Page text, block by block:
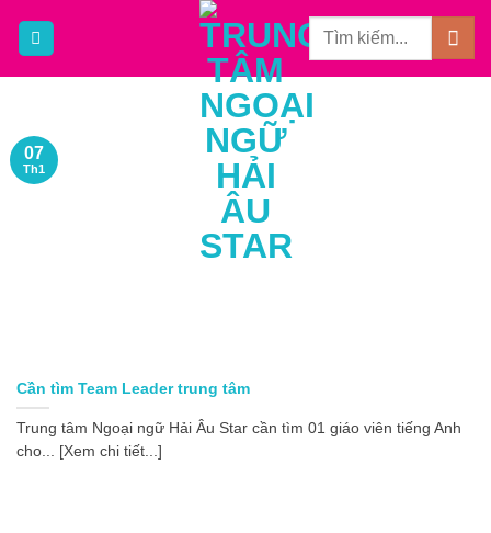
Cần tìm Team Leader trung tâm
Trung tâm Ngoại ngữ Hải Âu Star cần tìm 01 giáo viên tiếng Anh
cho... [Xem chi tiết...]
07
Th1